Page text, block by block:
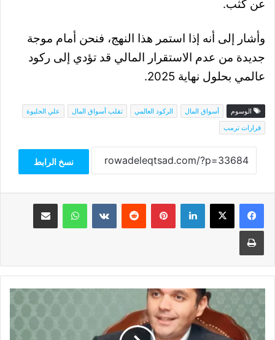
عن كثب.
وأشار إلى أنه إذا استمر هذا النهج، فنحن أمام موجة
جديدة من عدم الاستقرار المالي قد تؤدي إلى ركود
عالمي بحلول نهاية 2025.
الوسوم أسواق المال الركود العالمي تقلب أسواق المال
علي الحليوة
قرارات ترمب
نسخ الرابط
فيسبوك‫X لينكدإن بينتيريست واتساب مشاركة عبر البريد
طباعة
خبير
اقتصادي:
إلغاء
الشهادات